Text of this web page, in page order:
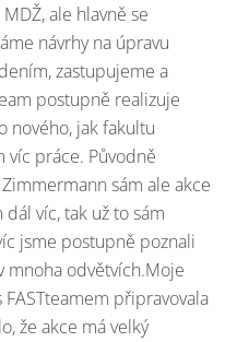
MDŽ, ale hlavně se
návrhy na úpravu
zastupujeme a
postupně realizuje
nového, jak fakultu
víc práce. Původně
sám ale akce
víc, tak už to sám
jsme postupně poznali
mnoha odvětvích.Moje
připravovala
že akce má velký